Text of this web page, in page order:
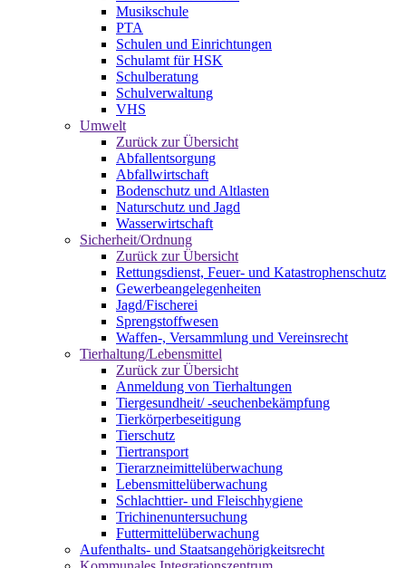
Musikschule
PTA
Schulen und Einrichtungen
Schulamt für HSK
Schulberatung
Schulverwaltung
VHS
Umwelt
Zurück zur Übersicht
Abfallentsorgung
Abfallwirtschaft
Bodenschutz und Altlasten
Naturschutz und Jagd
Wasserwirtschaft
Sicherheit/Ordnung
Zurück zur Übersicht
Rettungsdienst, Feuer- und Katastrophenschutz
Gewerbeangelegenheiten
Jagd/Fischerei
Sprengstoffwesen
Waffen-, Versammlung und Vereinsrecht
Tierhaltung/Lebensmittel
Zurück zur Übersicht
Anmeldung von Tierhaltungen
Tiergesundheit/ -seuchenbekämpfung
Tierkörperbeseitigung
Tierschutz
Tiertransport
Tierarzneimittelüberwachung
Lebensmittelüberwachung
Schlachttier- und Fleischhygiene
Trichinenuntersuchung
Futtermittelüberwachung
Aufenthalts- und Staatsangehörigkeitsrecht